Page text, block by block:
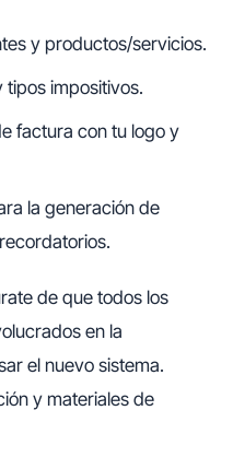
y productos/servicios.
impositivos.
factura con tu logo y
la generación de
de que todos los
en la
el nuevo sistema.
y materiales de